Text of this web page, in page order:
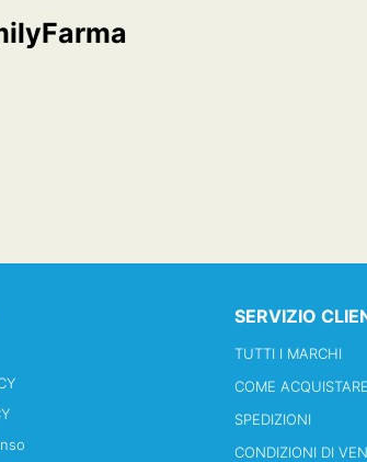
SERVIZIO
TUTTI I MARCHI
COME ACQUISTARE
SPEDIZIONI
CONDIZIONI DI